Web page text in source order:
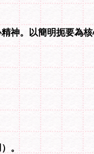
神。以簡明扼要為核
。